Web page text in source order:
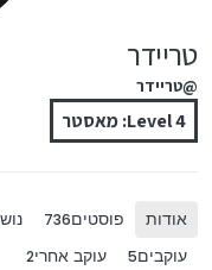
טריידר
@טריידר
Level 4: מאסטר
אודות פוסטים736
עוקבים5 עוקב אחרי2